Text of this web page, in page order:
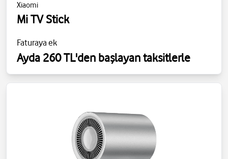
Xiaomi
Mi TV Stick
Faturaya ek
Ayda 260 TL'den başlayan taksitlerle